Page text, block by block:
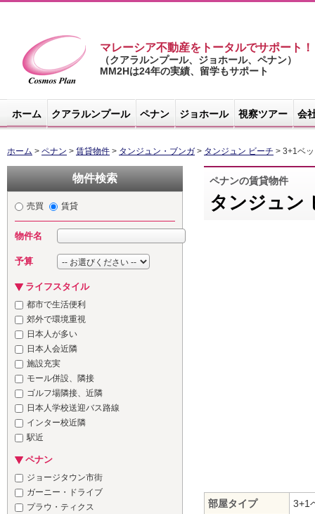
コスモスプラ
マレーシア不動産をトータルでサポート！
（クアラルンプール、ジョホール、ペナン）
MM2Hは24年の実績、留学もサポート
ホーム クアラルンプール ペナン ジョホール 視察ツアー 会
ホーム > ペナン > 賃貸物件 > タンジュン・ブンガ > タンジュン ビーチ > 3+1ベ
物件検索
売買 賃貸
物件名
予算
ライフスタイル
都市で生活便利
郊外で環境重視
日本人が多い
日本人会近隣
施設充実
モール併設、隣接
ゴルフ場隣接、近隣
日本人学校送迎バス路線
インター校近隣
駅近
ペナン
ジョージタウン市街
ガーニー・ドライブ
プラウ・ティクス
ペナンの賃貸物件
タンジュン
部屋タイプ
3+1